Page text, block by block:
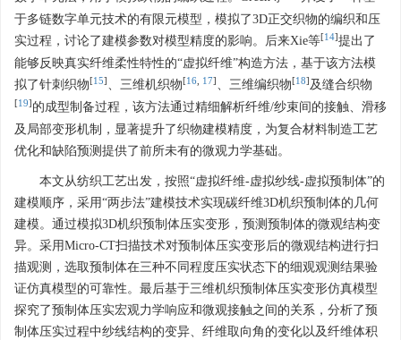
于多链数字单元技术的有限元模型，模拟了3D正交织物的编织和压
实过程，讨论了建模参数对模型精度的影响。后来Xie等[14]提出了
能够反映真实纤维柔性特性的“虚拟纤维”构造方法，基于该方法模
拟了针刺织物[15] 、三维机织物[16 17] 、三维编织物[18] 及缝合织物
[19] 的成型制备过程，该方法通过精细解析纤维/纱束间的接触、滑移
及局部变形机制，显著提升了织物建模精度，为复合材料制造工艺
优化和缺陷预测提供了前所未有的微观力学基础。
本文从纺织工艺出发，按照“虚拟纤维-虚拟纱线-虚拟预制体”的
建模顺序，采用“两步法”建模技术实现碳纤维3D机织预制体的几何
建模。通过模拟3D机织预制体压实变形，预测预制体的微观结构变
异。采用Micro-CT扫描技术对预制体压实变形后的微观结构进行扫
描观测，选取预制体在三种不同程度压实状态下的细观观测结果验
证仿真模型的可靠性。最后基于三维机织预制体压实变形仿真模型
探究了预制体压实宏观力学响应和微观接触之间的关系，分析了预
制体压实过程中纱线结构的变异、纤维取向角的变化以及纤维体积